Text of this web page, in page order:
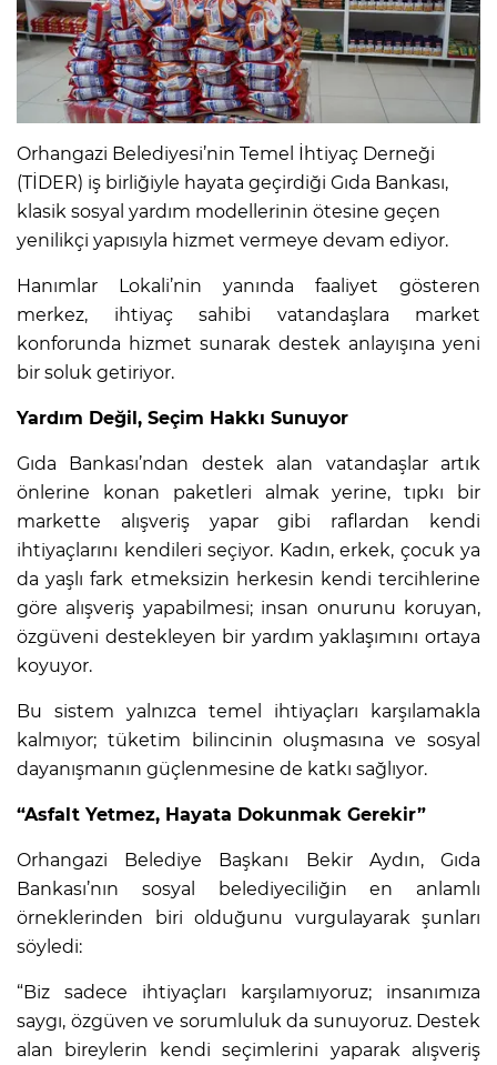
Orhangazi Belediyesi’nin Temel İhtiyaç Derneği
(TİDER) iş birliğiyle hayata geçirdiği Gıda Bankası,
klasik sosyal yardım modellerinin ötesine geçen
yenilikçi yapısıyla hizmet vermeye devam ediyor.
Hanımlar Lokali’nin yanında faaliyet gösteren
merkez, ihtiyaç sahibi vatandaşlara market
konforunda hizmet sunarak destek anlayışına yeni
bir soluk getiriyor.
Yardım Değil, Seçim Hakkı Sunuyor
Gıda Bankası’ndan destek alan vatandaşlar artık
önlerine konan paketleri almak yerine, tıpkı bir
markette alışveriş yapar gibi raflardan kendi
ihtiyaçlarını kendileri seçiyor. Kadın, erkek, çocuk ya
da yaşlı fark etmeksizin herkesin kendi tercihlerine
göre alışveriş yapabilmesi; insan onurunu koruyan,
özgüveni destekleyen bir yardım yaklaşımını ortaya
koyuyor.
Bu sistem yalnızca temel ihtiyaçları karşılamakla
kalmıyor; tüketim bilincinin oluşmasına ve sosyal
dayanışmanın güçlenmesine de katkı sağlıyor.
“Asfalt Yetmez, Hayata Dokunmak Gerekir”
Orhangazi Belediye Başkanı Bekir Aydın, Gıda
Bankası’nın sosyal belediyeciliğin en anlamlı
örneklerinden biri olduğunu vurgulayarak şunları
söyledi:
“Biz sadece ihtiyaçları karşılamıyoruz; insanımıza
saygı, özgüven ve sorumluluk da sunuyoruz. Destek
alan bireylerin kendi seçimlerini yaparak alışveriş